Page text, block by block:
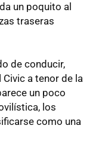
un poquito al
traseras
de conducir,
a tenor de la
un poco
los
como una